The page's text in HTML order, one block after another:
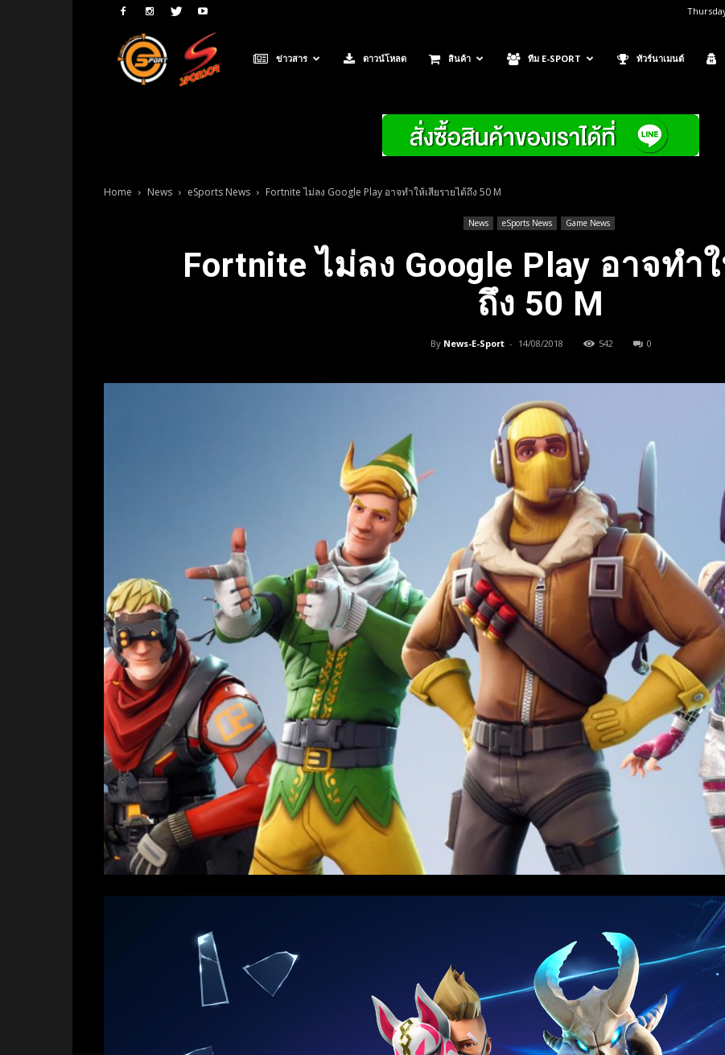
Neolution
ข่าวสาร ดาวน์โหลด สินค้า ทีม E-SPORT ทัวร์นาเมนต์
Home News eSports News Fortnite ไม่ลง Google Play อาจทำให้เสียรายได้ถึง 50 M
News eSports News Game News
Fortnite ไม่ลง Google Play อาจทำ
ถึง 50 M
By News-E-Sport - 14/08/2018 542 0